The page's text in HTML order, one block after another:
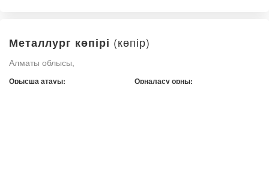
Металлург көпірі (көпір)
Алматы облысы,
Орысша атауы: Орналасу орны: